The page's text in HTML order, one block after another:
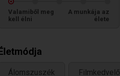
Valamiből meg
kell élni
A munkája az
élete
Álomszuszék Filmkedvelő